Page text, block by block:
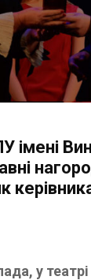
імені
у театрі